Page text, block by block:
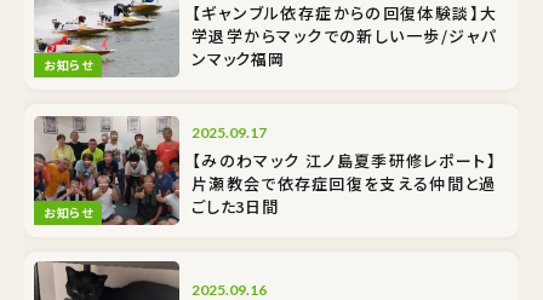
お知らせ
【ギャンブル依存症からの回復体験談】大
学退学からマックでの新しい一歩/ジャパ
ンマック福岡
お知らせ
2025.09.17
【みのわマック 江ノ島夏季研修レポート】
片瀬教会で依存症回復を支える仲間と過
ごした3日間
2025.09.16